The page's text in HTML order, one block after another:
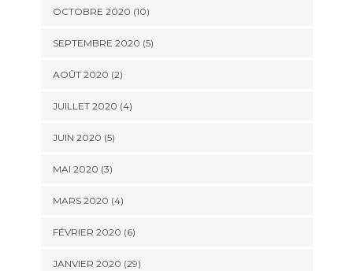
OCTOBRE 2020 (10)
SEPTEMBRE 2020 (5)
AOÛT 2020 (2)
JUILLET 2020 (4)
JUIN 2020 (5)
MAI 2020 (3)
MARS 2020 (4)
FÉVRIER 2020 (6)
JANVIER 2020 (29)